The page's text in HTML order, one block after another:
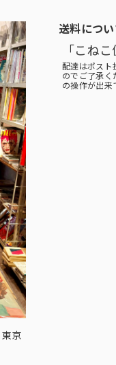
京
送料につ
「こね
配達はポスト
のでご了承く
の操作が出来